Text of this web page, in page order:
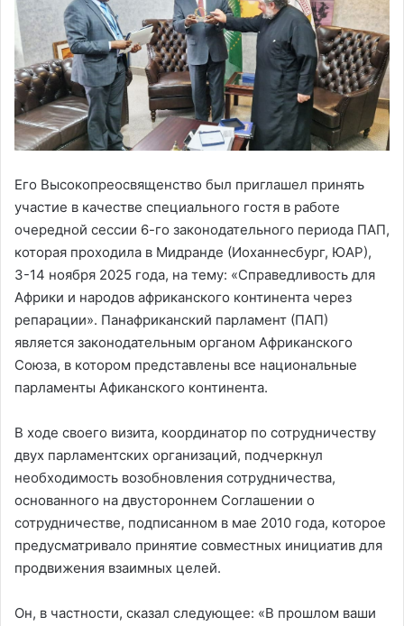
Его Высокопреосвященство был приглашел принять
участие в качестве специального гостя в работе
очередной сессии 6-го законодательного периода ПАП,
которая проходила в Мидранде (Иоханнесбург, ЮАР),
3-14 ноября 2025 года, на тему: «Справедливость для
Африки и народов африканского континента через
репарации». Панафриканский парламент (ПАП)
является законодательным органом Африканского
Союза, в котором представлены все национальные
парламенты Афиканского континента.
В ходе своего визита, координатор по сотрудничеству
двух парламентских организаций, подчеркнул
необходимость возобновления сотрудничества,
основанного на двустороннем Соглашении o
сотрудничестве, подписанном в мае 2010 года, которое
предусматривало принятие совместных инициатив для
продвижения взаимных целей.
Он, в частности, сказал следующее: «В прошлом ваши